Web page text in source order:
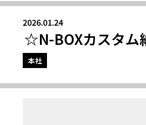
2026.01.24
☆N-BOXカスタ
本社